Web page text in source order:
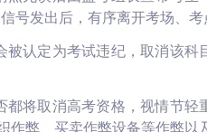
号发出后，有序离开考场、考
认定为考试违纪，取消该科
将取消高考资格，视情节轻
作弊、买卖作弊设备等作弊以